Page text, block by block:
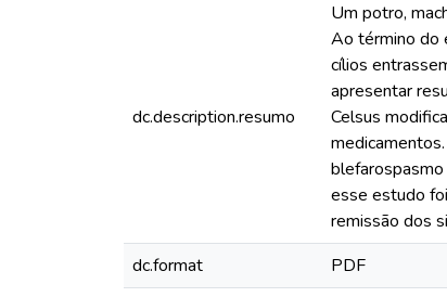
dc.description.resumo
Um potro,
Ao término do
cílios
apresentar
Celsus
esse estudo
remissão dos
dc.format PDF